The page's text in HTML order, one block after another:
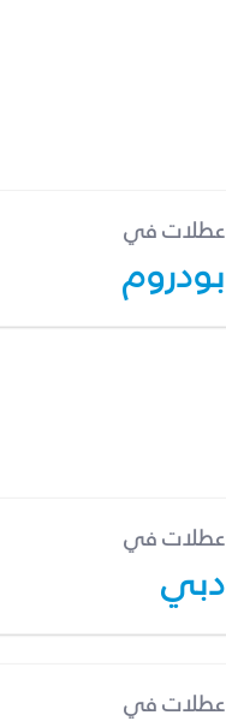
عطلات في
بودروم
عطلات في
دبي
عطلات في